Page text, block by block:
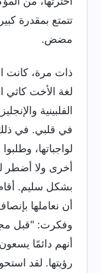
تتمتع بمقدرة
مضض.
ذات مرة، كانت
لغة الأخت كاثي
الفلبينية
في قلبي. في ذلك
لواجباتها،
أخرى ولا أضطر
بشكل سليم.
أن نعاملها
وفكرت: "قبل
أنهم دائمًا
رؤيتها. لقد